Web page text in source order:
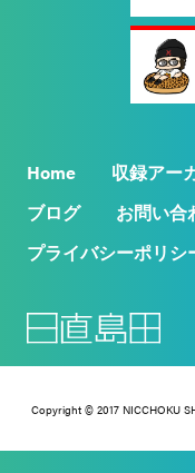
Home 収録アー
ブログ
お問い合
プライバシーポリシ
Copyright © 2017 NICCHOKU